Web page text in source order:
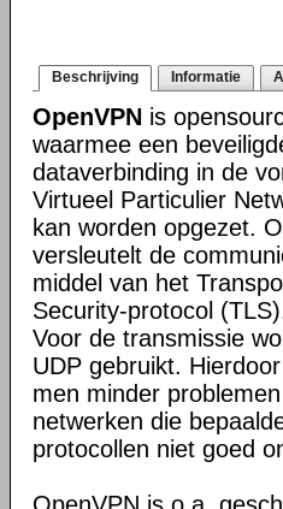
Beschrijving Informatie
OpenVPN is
waarmee een
dataverbinding in de
Virtueel Particulier
kan worden opgezet.
versleutelt de
middel van het
Security-protocol
Voor de transmissie
UDP gebruikt.
men minder
netwerken die
protocollen niet goed